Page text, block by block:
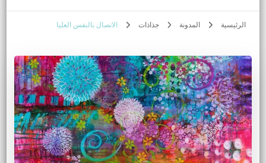
الرئيسية المدونة جذاذات الاتصال بالنفس العليا